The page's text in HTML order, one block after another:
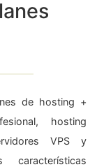
de hosting +
hosting
VPS y